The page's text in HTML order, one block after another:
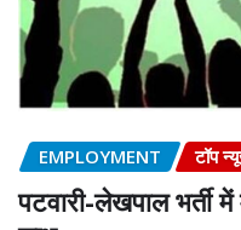
EMPLOYMENT टॉप
पटवारी-लेखपाल भर्ती